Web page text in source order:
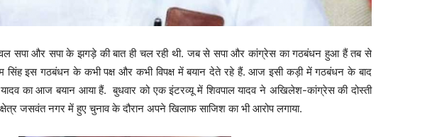
सपा और सपा के झगड़े की बात ही चल रही थी. जब से सपा और कांग्रेस का गठबंधन हुआ हैं तब से
सिंह इस गठबंधन के कभी पक्ष और कभी विपक्ष में बयान देते रहे हैं. आज इसी कड़ी में गठबंधन के बाद
यादव का आज बयान आया हैं. बुधवार को एक इंटरव्यू में शिवपाल यादव ने अखिलेश-कांग्रेस की दोस्ती
जसवंत नगर में हुए चुनाव के दौरान अपने खिलाफ साजिश का भी आरोप लगाया.